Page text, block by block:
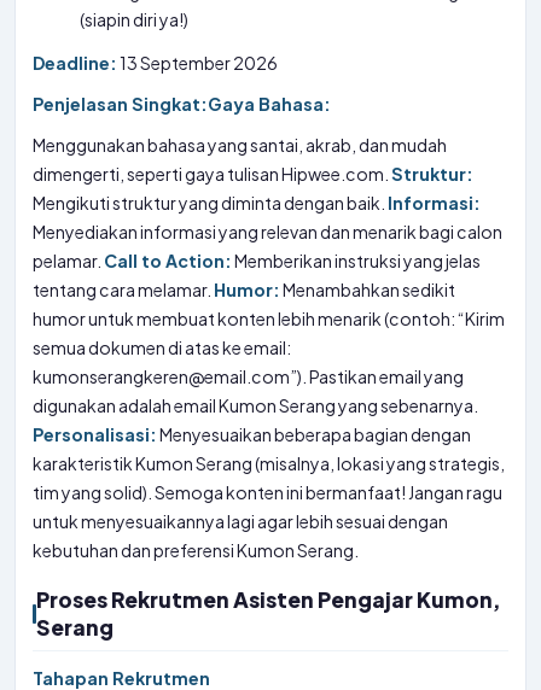
(siapin diri ya!)
Deadline: 13 September 2026
Penjelasan Singkat:Gaya Bahasa:
Menggunakan bahasa yang santai, akrab, dan mudah
dimengerti, seperti gaya tulisan Hipwee.com. Struktur:
Mengikuti struktur yang diminta dengan baik. Informasi:
Menyediakan informasi yang relevan dan menarik bagi calon
pelamar. Call to Action: Memberikan instruksi yang jelas
tentang cara melamar. Humor: Menambahkan sedikit
humor untuk membuat konten lebih menarik (contoh: “Kirim
semua dokumen di atas ke email:
kumonserangkeren@email.com”). Pastikan email yang
digunakan adalah email Kumon Serang yang sebenarnya.
Personalisasi: Menyesuaikan beberapa bagian dengan
karakteristik Kumon Serang (misalnya, lokasi yang strategis,
tim yang solid). Semoga konten ini bermanfaat! Jangan ragu
untuk menyesuaikannya lagi agar lebih sesuai dengan
kebutuhan dan preferensi Kumon Serang.
Proses Rekrutmen Asisten Pengajar Kumon,
Serang
Tahapan Rekrutmen